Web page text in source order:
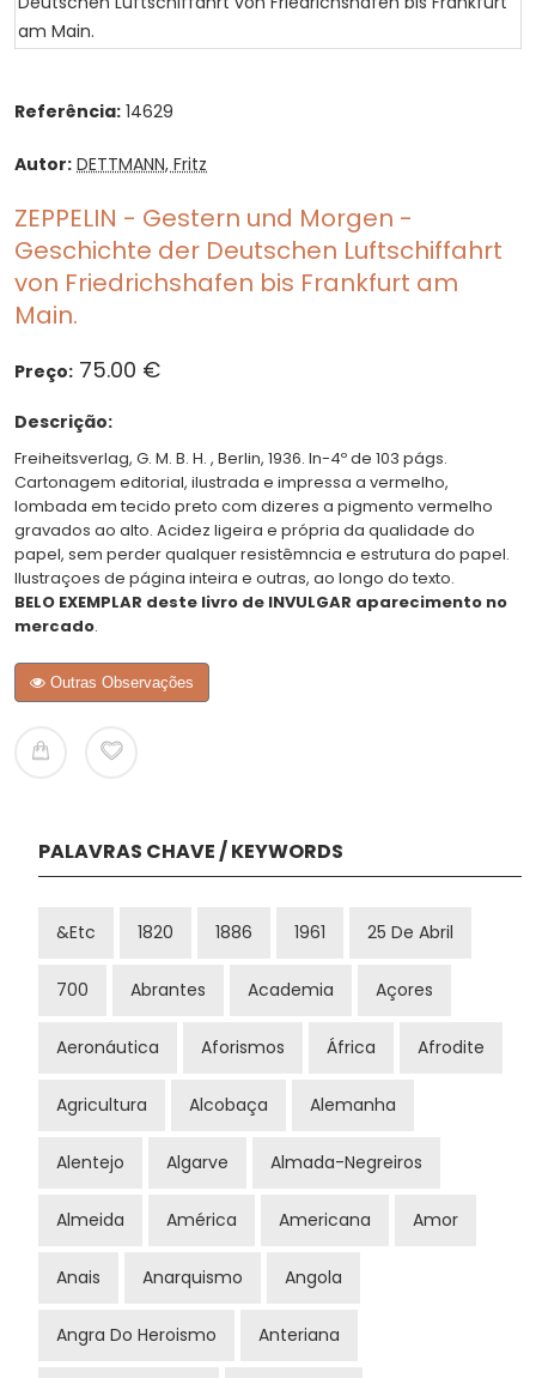
Referência: 14629
Autor: DETTMANN, Fritz
ZEPPELIN - Gestern und Morgen -
Geschichte der Deutschen Luftschiffahrt
von Friedrichshafen bis Frankfurt am
Main.
Preço: 75.00 €
Descrição:
Freiheitsverlag, G. M. B. H. , Berlin, 1936. In-4º de 103 págs.
Cartonagem editorial, ilustrada e impressa a vermelho,
lombada em tecido preto com dizeres a pigmento vermelho
gravados ao alto. Acidez ligeira e própria da qualidade do
papel, sem perder qualquer resistêmncia e estrutura do papel.
Ilustraçoes de página inteira e outras, ao longo do texto.
BELO EXEMPLAR deste livro de INVULGAR aparecimento no
mercado.
Outras Observações
PALAVRAS CHAVE / KEYWORDS
&etc 1820 1886 1961 25 De Abril
700 Abrantes Academia Açores
Aeronáutica Aforismos África Afrodite
Agricultura Alcobaça Alemanha
Alentejo Algarve Almada-Negreiros
Almeida América Americana Amor
Anais Anarquismo Angola
Angra Do Heroismo Anteriana